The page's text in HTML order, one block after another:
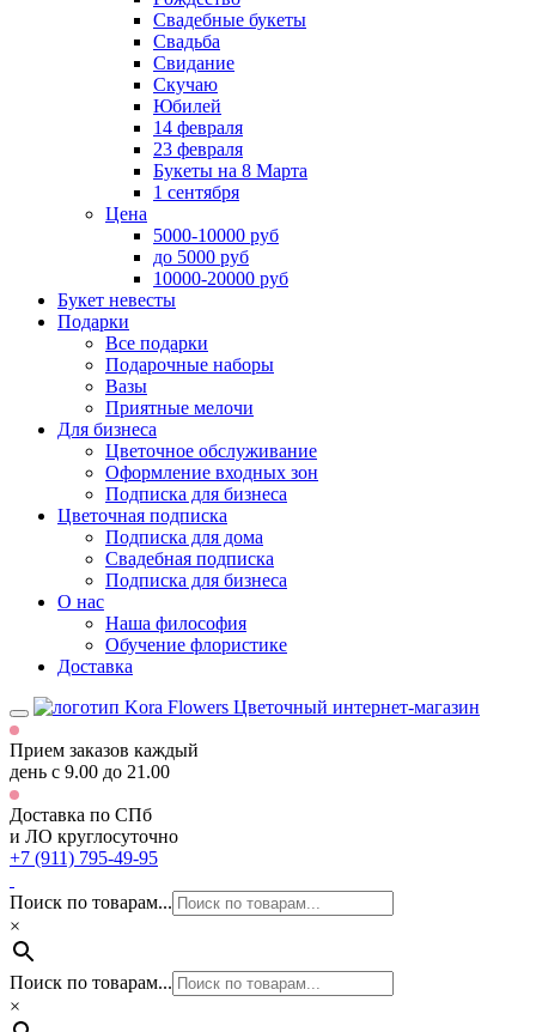
Свадебные букеты
Свадьба
Свидание
Скучаю
Юбилей
14 февраля
23 февраля
Букеты на 8 Марта
1 сентября
Цена
5000-10000 руб
до 5000 руб
10000-20000 руб
Букет невесты
Подарки
Все подарки
Подарочные наборы
Вазы
Приятные мелочи
Для бизнеса
Цветочное обслуживание
Оформление входных зон
Подписка для бизнеса
Цветочная подписка
Подписка для дома
Свадебная подписка
Подписка для бизнеса
О нас
Наша философия
Обучение флористике
Доставка
Цветочный интернет-магазин
Прием заказов каждый
день с 9.00 до 21.00
Доставка по СПб
и ЛО круглосуточно
+7 (911) 795-49-95
Поиск по товарам...
×
Поиск по товарам...
×